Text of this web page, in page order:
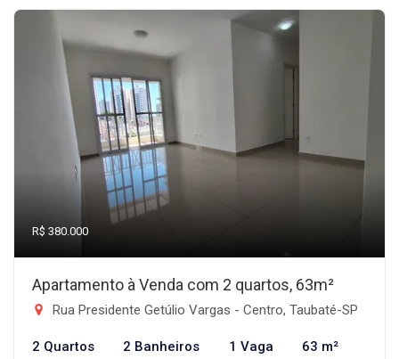
R$ 380.000
Apartamento à Venda com 2 quartos, 63m²
Rua Presidente Getúlio Vargas - Centro, Taubaté-SP
2 Quartos 2 Banheiros 1 Vaga 63 m²